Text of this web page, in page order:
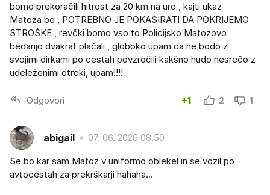
bomo prekoračili hitrost za 20 km na uro , kajti ukaz
Matoza bo , POTREBNO JE POKASIRATI DA POKRIJEMO
STROŠKE , revčki bomo vso to Policijsko Matozovo
bedarijo dvakrat plačali , globoko upam da ne bodo z
svojimi dirkami po cestah povzročili kakšno hudo nesrečo z
udeleženimi otroki, upam!!!!
Odgovori +1 2 1
abigail 07. 06. 2026 08.50
Se bo kar sam Matoz v uniformo oblekel in se vozil po
avtocestah za prekrškarji hahaha...